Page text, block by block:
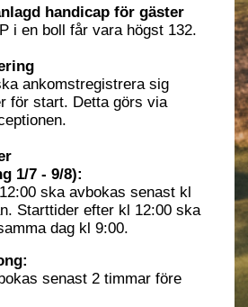
handicap för gäster
i en boll får vara högst 132.
ankomstregistrera sig
för start. Detta görs via
1/7 - 9/8):
ska avbokas senast kl
Starttider efter kl 12:00 ska
dag kl 9:00.
senast 2 timmar före